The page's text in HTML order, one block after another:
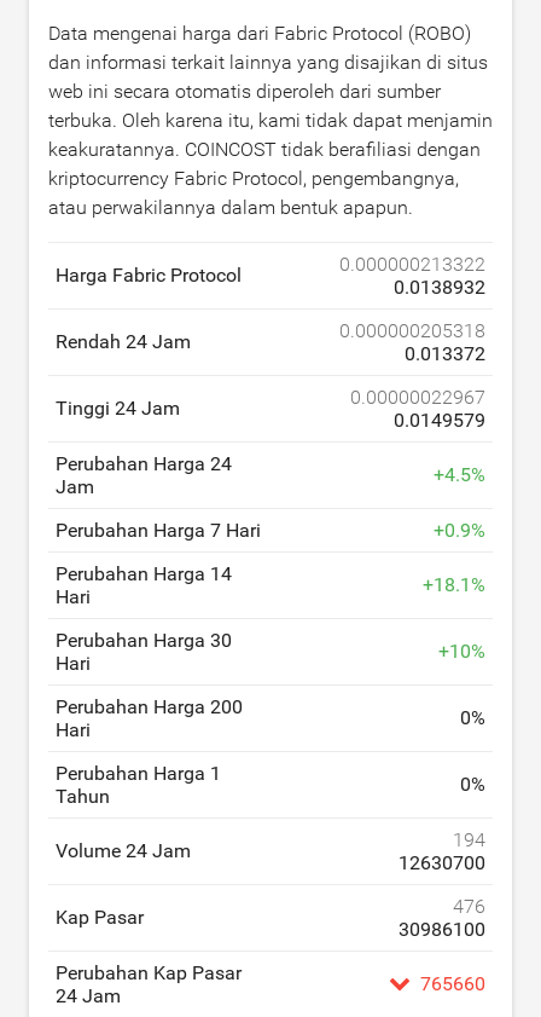
Data mengenai harga dari Fabric Protocol (ROBO)
dan informasi terkait lainnya yang disajikan di situs
web ini secara otomatis diperoleh dari sumber
terbuka. Oleh karena itu, kami tidak dapat menjamin
keakuratannya. COINCOST tidak berafiliasi dengan
kriptocurrency Fabric Protocol, pengembangnya,
atau perwakilannya dalam bentuk apapun.
Harga Fabric Protocol
0.000000213322
0.0138932
Rendah 24 Jam
0.000000205318
0.013372
Tinggi 24 Jam
0.00000022967
0.0149579
Perubahan Harga 24
Jam
+4.5%
Perubahan Harga 7 Hari +0.9%
Perubahan Harga 14
Hari
+18.1%
Perubahan Harga 30
Hari
+10%
Perubahan Harga 200
Hari
0%
Perubahan Harga 1
Tahun
0%
Volume 24 Jam
194
12630700
Kap Pasar
476
30986100
Perubahan Kap Pasar
24 Jam
765660